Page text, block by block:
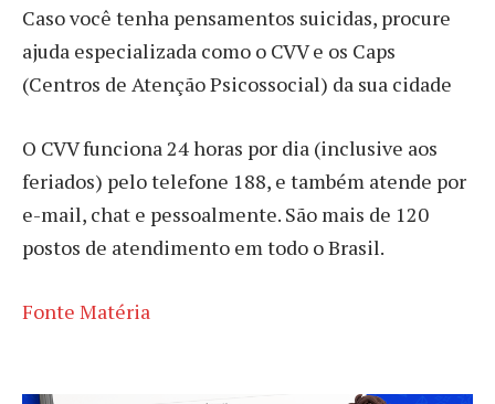
Caso você tenha pensamentos suicidas, procure
ajuda especializada como o CVV e os Caps
(Centros de Atenção Psicossocial) da sua cidade
O CVV funciona 24 horas por dia (inclusive aos
feriados) pelo telefone 188, e também atende por
e-mail, chat e pessoalmente. São mais de 120
postos de atendimento em todo o Brasil.
Fonte Matéria